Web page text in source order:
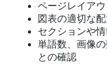
ページレイア
図表の適切な
セクションや
単語数、画像
との確認